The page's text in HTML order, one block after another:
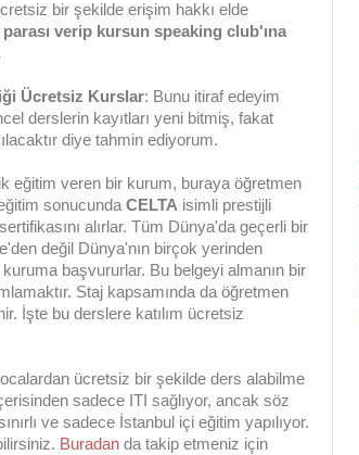
bir şekilde erişim hakkı elde
verip kursun speaking club'ına
Ücretsiz Kurslar: Bunu itiraf edeyim
derslerin kayıtları yeni bitmiş, fakat
diye tahmin ediyorum.
eğitim veren bir kurum, buraya öğretmen
sonucunda CELTA isimli prestijli
alırlar. Tüm Dünya'da geçerli bir
değil Dünya'nın birçok yerinden
başvururlar. Bu belgeyi almanın bir
Staj kapsamında da öğretmen
İşte bu derslere katılım ücretsiz
ücretsiz bir şekilde ders alabilme
sadece ITI sağlıyor, ancak söz
ve sadece İstanbul içi eğitim yapılıyor.
Buradan da takip etmeniz için